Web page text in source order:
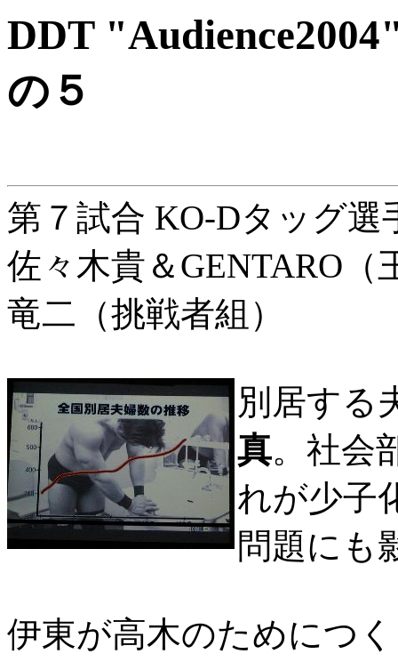
DDT
の５
第７試合 KO-Dタッグ選
佐々木貴＆GENTARO（
竜二（挑戦者組）
別居する
真。社会
れが少子
問題にも
伊東が高木のためにつ